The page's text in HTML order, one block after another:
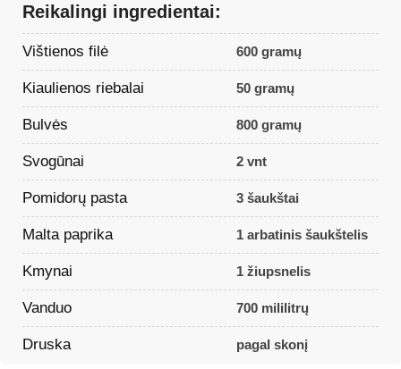
Reikalingi ingredientai:
Vištienos filė 600 gramų
Kiaulienos riebalai 50 gramų
Bulvės 800 gramų
Svogūnai 2 vnt
Pomidorų pasta 3 šaukštai
Malta paprika 1 arbatinis šaukštelis
Kmynai 1 žiupsnelis
Vanduo 700 mililitrų
Druska pagal skonį